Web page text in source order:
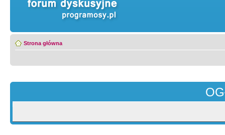
Strona główna